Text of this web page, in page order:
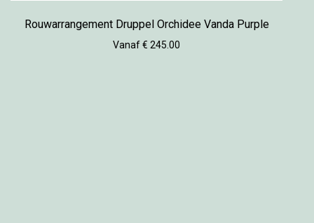
Rouwarrangement Druppel Orchidee Vanda Purple
Vanaf € 245.00